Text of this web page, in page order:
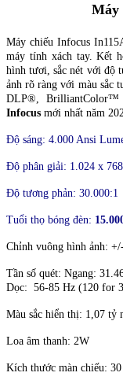
Máy
Máy chiếu Infocus
máy tính xách tay. Kết
hình tươi, sắc nét với độ
ảnh rõ ràng với màu sắc
DLP®, BrilliantColor™
Infocus mới nhất năm
Độ sáng: 4.000 Ansi
Độ phân giải: 1.024 x
Độ tương phản: 30.000:1
Tuổi thọ bóng đèn:
Chỉnh vuông hình ảnh:
Tần số quét: Ngang:
Dọc: 56-85 Hz (120 for
Màu sắc hiển thị: 1,07 tỷ
Loa âm thanh: 2W
Kích thước màn chiếu: